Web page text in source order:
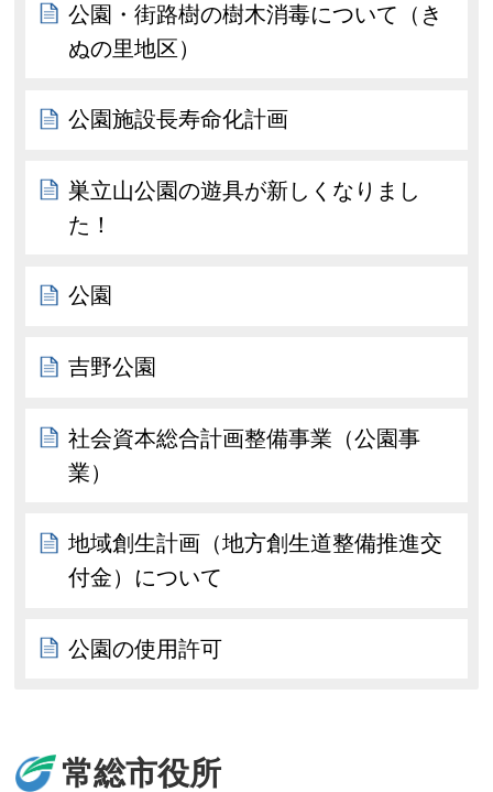
公園・街路樹の樹木消毒について（き
ぬの里地区）
公園施設長寿命化計画
巣立山公園の遊具が新しくなりまし
た！
公園
吉野公園
社会資本総合計画整備事業（公園事
業）
地域創生計画（地方創生道整備推進交
付金）について
公園の使用許可
常総市役所